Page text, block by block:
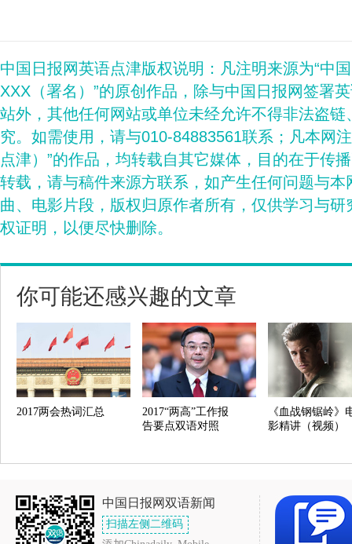
中国日报网英语点津版权说明：凡注明来源为“中
XXX（署名）”的原创作品，除与中国日报网签署
站外，其他任何网站或单位未经允许不得非法盗
究。如需使用，请与010-84883561联系；凡本网
点津）”的作品，均转载自其它媒体，目的在于传
转载，请与稿件来源方联系，如产生任何问题与
曲、电影片段，版权归原作者所有，仅供学习与
权证明，以便尽快删除。
你可能还感兴趣的文章
2017两会热词汇总
2017“两高”工作报
告要点双语对照
《血战钢锯岭》
影精讲（视频）
中国日报网双语新闻
扫描左侧二维码